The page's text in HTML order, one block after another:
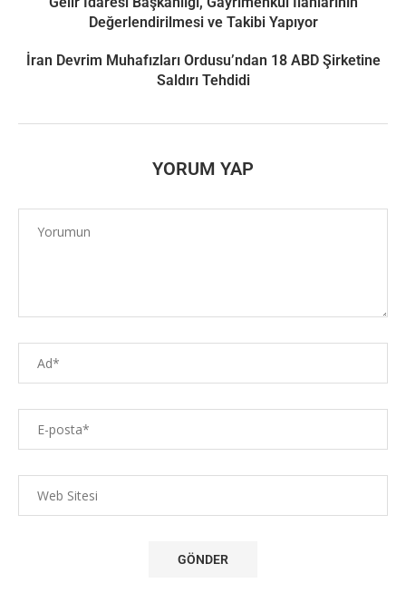
Değerlendirilmesi ve Takibi Yapıyor
İran Devrim Muhafızları Ordusu’ndan 18 ABD Şirketine
Saldırı Tehdidi
YORUM YAP